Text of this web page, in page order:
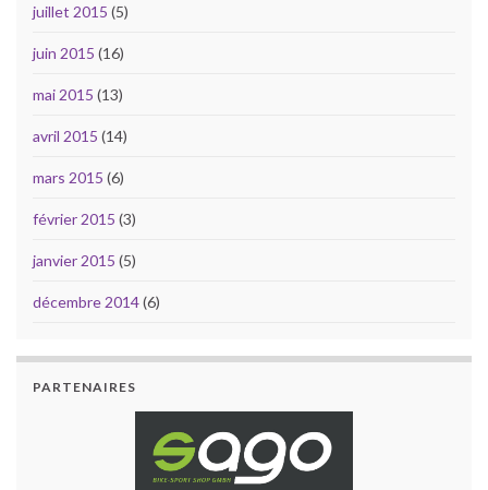
juillet 2015 (5)
juin 2015 (16)
mai 2015 (13)
avril 2015 (14)
mars 2015 (6)
février 2015 (3)
janvier 2015 (5)
décembre 2014(6)
PARTENAIRES